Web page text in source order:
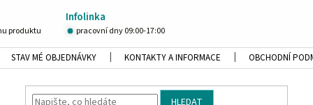
Infolinka
produktu pracovní dny 09:00-17:00
STAV MÉ OBJEDNÁVKY KONTAKTY A INFORMACE OBCHODNÍ